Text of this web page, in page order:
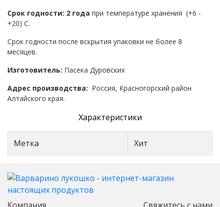
Срок годности: 2 года при температуре хранения (+6 -
+20) С.
Срок годности после вскрытия упаковки не более 8
месяцев.
Изготовитель: Пасека Дуровских
Адрес производства: Россия, Красногорский район
Алтайского края.
Характеристики
Метка Хит